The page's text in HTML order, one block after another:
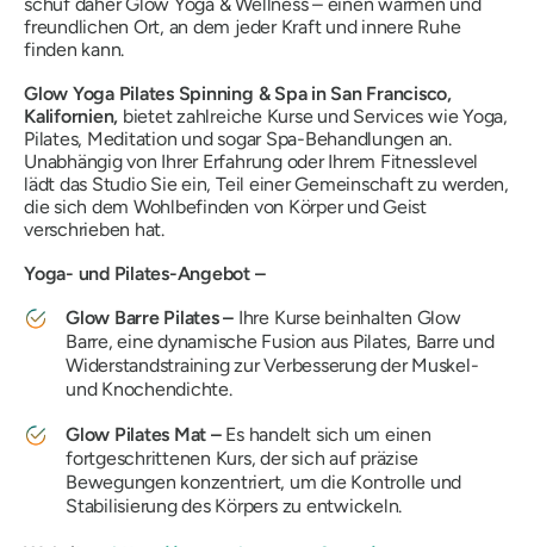
freundlichen Ort, an dem jeder Kraft und innere Ruhe
finden kann.
Glow Yoga Pilates Spinning & Spa in San Francisco,
Kalifornien, bietet zahlreiche Kurse und Services wie Yoga,
Pilates, Meditation und sogar Spa-Behandlungen an.
Unabhängig von Ihrer Erfahrung oder Ihrem Fitnesslevel
lädt das Studio Sie ein, Teil einer Gemeinschaft zu werden,
die sich dem Wohlbefinden von Körper und Geist
verschrieben hat.
Yoga- und Pilates-Angebot –
Glow Barre Pilates – Ihre Kurse beinhalten Glow
Barre, eine dynamische Fusion aus Pilates, Barre und
Widerstandstraining zur Verbesserung der Muskel-
und Knochendichte.
Glow Pilates Mat – Es handelt sich um einen
fortgeschrittenen Kurs, der sich auf präzise
Bewegungen konzentriert, um die Kontrolle und
Stabilisierung des Körpers zu entwickeln.